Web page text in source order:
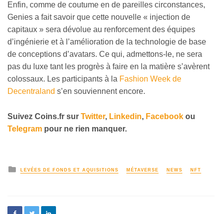
Enfin, comme de coutume en de pareilles circonstances,
Genies a fait savoir que cette nouvelle « injection de
capitaux » sera dévolue au renforcement des équipes
d’ingénierie et à l’amélioration de la technologie de base
de conceptions d’avatars. Ce qui, admettons-le, ne sera
pas du luxe tant les progrès à faire en la matière s’avèrent
colossaux. Les participants à la Fashion Week de
Decentraland s’en souviennent encore.
Suivez Coins.fr sur Twitter, Linkedin, Facebook ou
Telegram pour ne rien manquer.
LEVÉES DE FONDS ET AQUISITIONS MÉTAVERSE NEWS NFT